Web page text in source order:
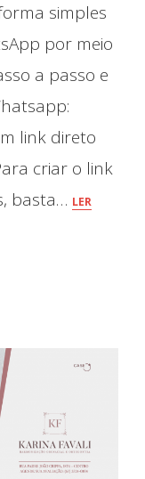
Início
simples
por meio
a passo e
link direto
criar o link
basta… LER